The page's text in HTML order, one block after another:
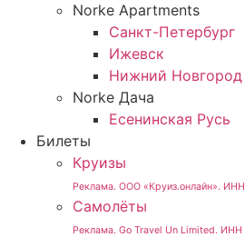
Norke Apartments
Санкт-Петербург
Ижевск
Нижний Новгород
Norke Дача
Есенинская Русь
Билеты
Круизы
Реклама. ООО «Круиз.онлайн».
Самолёты
Реклама. Go Travel Un Limited.